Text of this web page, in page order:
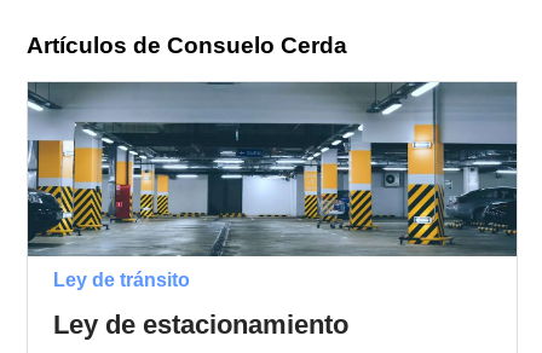
Artículos de Consuelo Cerda
Ley de tránsito
Ley de estacionamiento